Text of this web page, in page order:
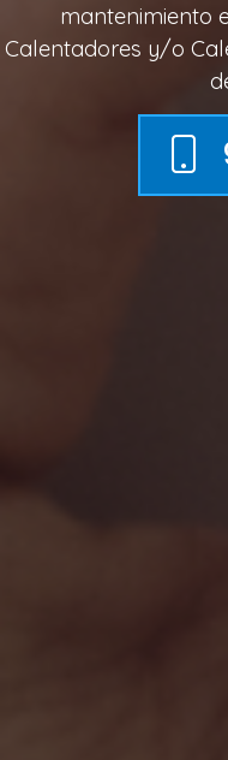
mantenimiento
Calentadores y/o